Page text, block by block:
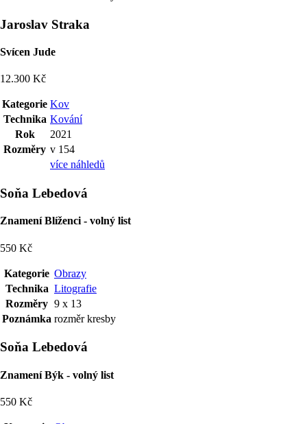
Jaroslav Straka
Svícen Jude
12.300 Kč
Kategorie Kov
Technika Kování
Rok
2021
Rozměry v 154
více náhledů
Soňa Lebedová
Znamení Blíženci - volný list
550 Kč
Kategorie Obrazy
Technika Litografie
Rozměry 9 x 13
Poznámka rozměr kresby
Soňa Lebedová
Znamení Býk - volný list
550 Kč